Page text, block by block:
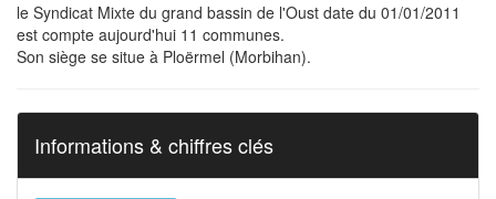
le Syndicat Mixte du grand bassin de l'Oust date du 01/01/2011
est compte aujourd'hui 11 communes.
Son siège se situe à Ploërmel (Morbihan).
Informations & chiffres clés